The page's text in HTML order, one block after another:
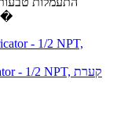
ואת ליבת כוח פונקציונלי.נהדר עבור מספר תרגיל �